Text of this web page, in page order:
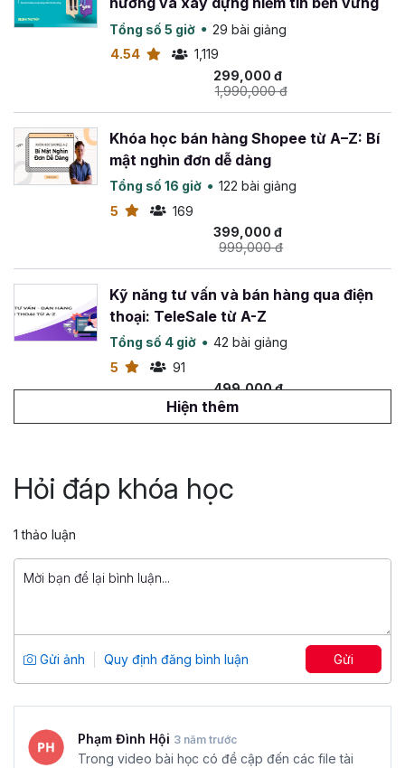
Tổng số 5 giờ
29 bài giảng
4.54
1,119
299,000 đ
1,990,000 đ
Khóa học bán hàng Shopee từ A–Z: Bí
mật nghìn đơn dễ dàng
Tổng số 16 giờ
122 bài giảng
5
169
399,000 đ
999,000 đ
Kỹ năng tư vấn và bán hàng qua điện
thoại: TeleSale từ A-Z
Tổng số 4 giờ
42 bài giảng
5
91
499,000 đ
799,000 đ
Tổng số 5 giờ
54 bài giảng
799,000 đ
Tổng số 7 giờ
46 bài giảng
5
37
Hiện thêm
Hỏi đáp khóa học
1 thảo luận
Gửi ảnh Quy định đăng bình luận Gửi
Phạm Đình Hội 3 năm trước
Trong video bài học có đề cập đến các file tài